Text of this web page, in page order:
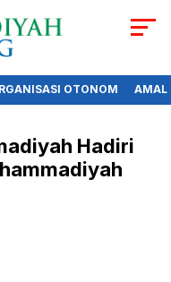
OTONOM AMAL
Hadiri